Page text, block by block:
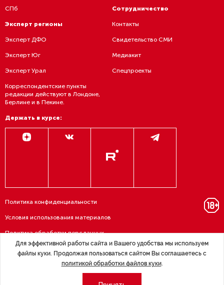
СПб
Эксперт регионы
Эксперт ДФО
Эксперт Юг
Эксперт Урал
Корреспондентские пункты
редакции действуют в Лондоне,
Берлине и в Пекине.
Сотрудничество
Контакты
Свидетельство СМИ
Медиакит
Спецпроекты
Держать в курсе:
Политика конфиденциальности
Условия использования материалов
Политика обработки персданных
Договор — публичная оферта
Для эффективной работы сайта и Вашего удобства мы используем
файлы куки. Продолжая пользоваться сайтом Вы соглашаетесь с
политикой обработки файлов куки.